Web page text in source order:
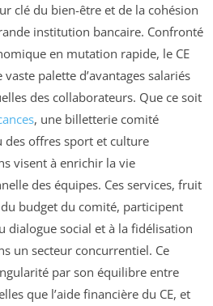
clé du bien-être et de la cohésion
institution bancaire. Confronté
en mutation rapide, le CE
palette d’avantages salariés
des collaborateurs. Que ce soit
, une billetterie comité
des offres sport et culture
visent à enrichir la vie
des équipes. Ces services, fruit
budget du comité, participent
dialogue social et à la fidélisation
un secteur concurrentiel. Ce
par son équilibre entre
que l’aide financière du CE, et